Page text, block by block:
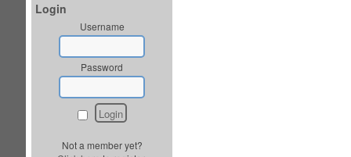
Login
Username
Password
Not a member yet?